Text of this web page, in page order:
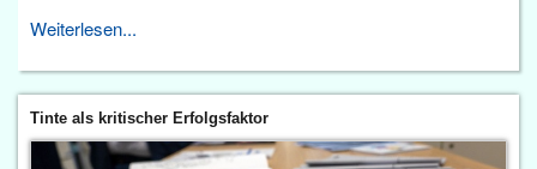
Weiterlesen...
Tinte als kritischer Erfolgsfaktor